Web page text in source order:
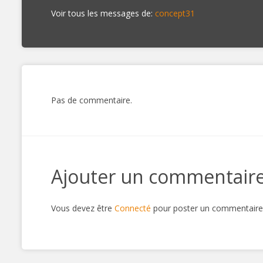
Voir tous les messages de: concept31
Pas de commentaire.
Ajouter un
Vous devez être Connecté pour poster un